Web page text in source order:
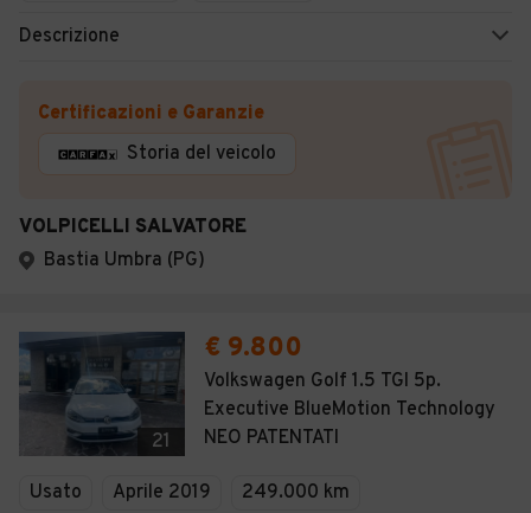
Descrizione
Certificazioni e Garanzie
Storia del veicolo
VOLPICELLI SALVATORE
Bastia Umbra (PG)
21
€ 9.800
Volkswagen Golf 1.5 TGI 5p.
Executive BlueMotion Technology
NEO PATENTATI
Usato Aprile 2019
249.000 km